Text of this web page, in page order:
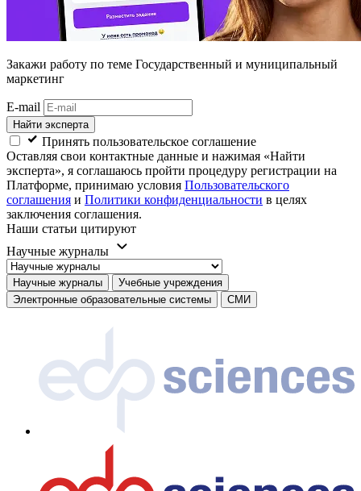
Закажи работу по теме Государственный и муниципальный
маркетинг
E-mail
Найти эксперта
Принять пользовательское соглашение
Оставляя свои контактные данные и нажимая «Найти
эксперта», я соглашаюсь пройти процедуру регистрации на
Платформе, принимаю условия Пользовательского
соглашения и Политики конфиденциальности в целях
заключения соглашения.
Наши статьи цитируют
Научные журналы
Научные журналы
Учебные учреждения
Электронные образовательные системы
СМИ